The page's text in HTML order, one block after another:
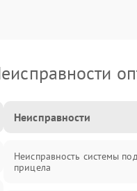
Неисправности
Неисправность системы
прицела